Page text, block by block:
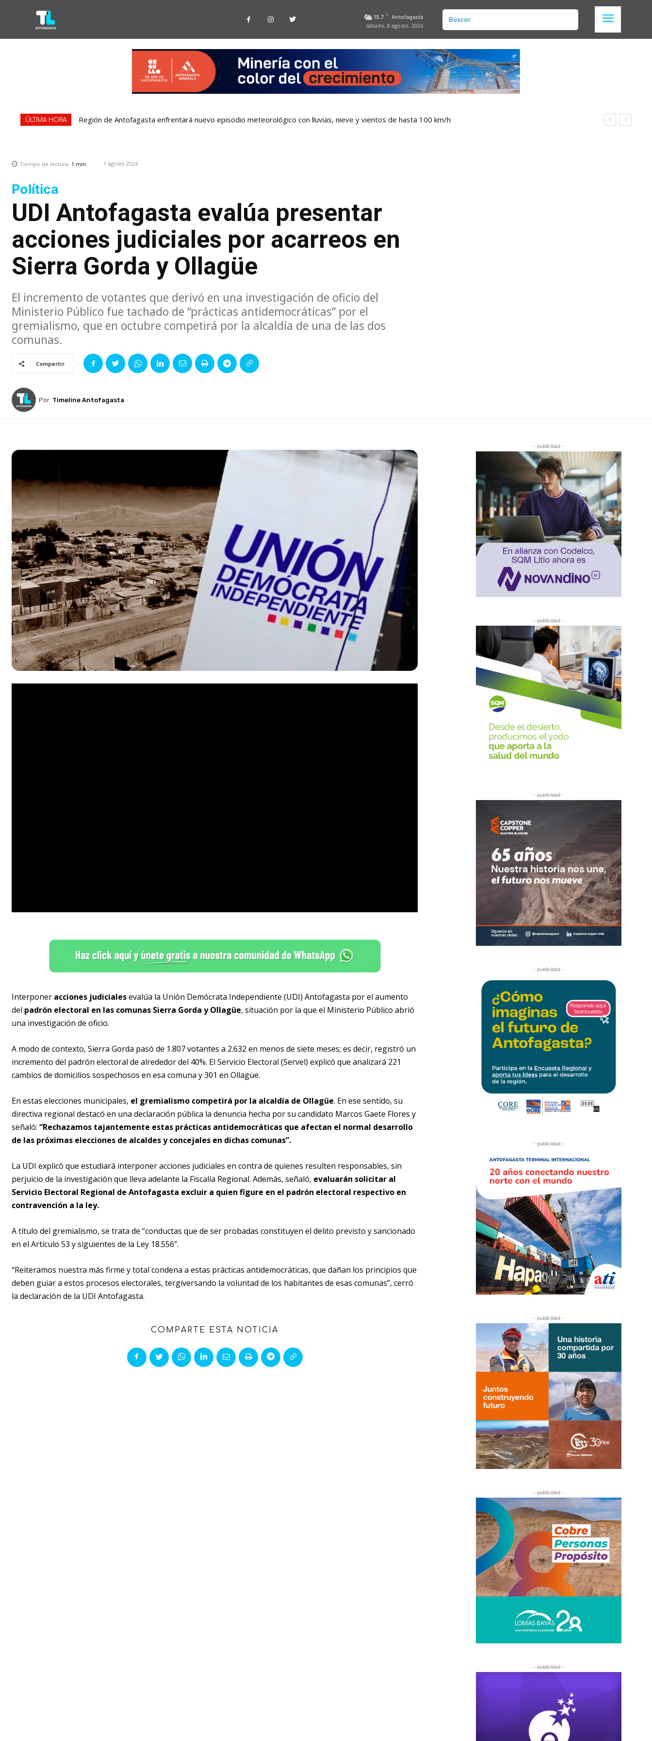
15.7 C Antofagasta
sábado, 8 agosto, 2026
Buscar
ÚLTIMA HORA Región de Antofagasta enfrentará nuevo episodio meteorológico con lluvias, nieve y vientos de hasta 100 km/h
Tiempo de lectura: 1 min. 1 agosto 2024
Política
UDI Antofagasta evalúa presentar
acciones judiciales por acarreos en
Sierra Gorda y Ollagüe
El incremento de votantes que derivó en una investigación de oficio del
Ministerio Público fue tachado de “prácticas antidemocráticas” por el
gremialismo, que en octubre competirá por la alcaldía de una de las dos
comunas.
Compartir
Por Timeline Antofagasta
Interponer acciones judicialesevalúa la Unión Demócrata Independiente (UDI) Antofagasta por el aumento
del padrón electoral en las comunas Sierra Gorda y Ollagüe, situación por la que el Ministerio Público abrió
una investigación de oficio.
A modo de contexto, Sierra Gorda pasó de 1.807 votantes a 2.632 en menos de siete meses; es decir, registró un
incremento del padrón electoral de alrededor del 40%. El Servicio Electoral (Servel) explicó que analizará 221
cambios de domicilios sospechosos en esa comuna y 301 en Ollagüe.
En estas elecciones municipales, el gremialismo competirá por la alcaldía de Ollagüe. En ese sentido, su
directiva regional destacó en una declaración pública la denuncia hecha por su candidato Marcos Gaete Flores y
señaló: “Rechazamos tajantemente estas prácticas antidemocráticas que afectan el normal desarrollo
de las próximas elecciones de alcaldes y concejales en dichas comunas”.
La UDI explicó que estudiará interponer acciones judiciales en contra de quienes resulten responsables, sin
perjuicio de la investigación que lleva adelante la Fiscalía Regional. Además, señaló, evaluarán solicitar al
Servicio Electoral Regional de Antofagasta excluir a quien figure en el padrón electoral respectivo en
contravención a la ley.
A título del gremialismo, se trata de “conductas que de ser probadas constituyen el delito previsto y sancionado
en el Artículo 53 y siguientes de la Ley 18.556”.
“Reiteramos nuestra más firme y total condena a estas prácticas antidemocráticas, que dañan los principios que
deben guiar a estos procesos electorales, tergiversando la voluntad de los habitantes de esas comunas”, cerró
la declaración de la UDI Antofagasta.
COMPARTE ESTA NOTICIA
- publicidad -
- publicidad -
- publicidad -
- publicidad -
- publicidad -
- publicidad -
- publicidad -
- publicidad -